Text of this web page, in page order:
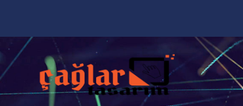
content